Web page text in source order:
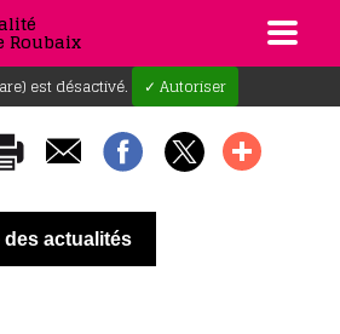
Roubaix
est désactivé. ✓ Autoriser
des actualités